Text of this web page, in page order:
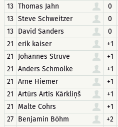
13 Thomas Jahn 0
13 Steve Schweitzer 0
13 David Sanders 0
21 erik kaiser +1
21
Johannes Struve +1
21 Anders Schmolke +1
21 Arne Hiemer +1
21 Artūrs Artis Kārkliņš +1
21
Malte Cohrs +1
27 Benjamin Böhm +2